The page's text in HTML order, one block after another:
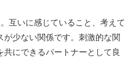
互いに感じていること、考えて
が少ない関係です。刺激的な関
にできるパートナーとして良